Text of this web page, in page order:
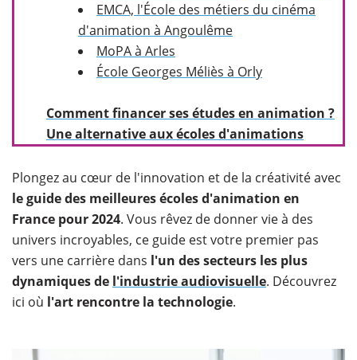
EMCA, l'École des métiers du cinéma
d'animation à Angoulême
MoPA à Arles
École Georges Méliès à Orly
Comment financer ses études en animation ?
Une alternative aux écoles d'animations
Plongez au cœur de l'innovation et de la créativité avec
le guide des meilleures écoles d'animation en
France pour 2024. Vous rêvez de donner vie à des
univers incroyables, ce guide est votre premier pas
vers une carrière dans l'un des secteurs les plus
dynamiques de l'industrie audiovisuelle. Découvrez
ici où l'art rencontre la technologie.